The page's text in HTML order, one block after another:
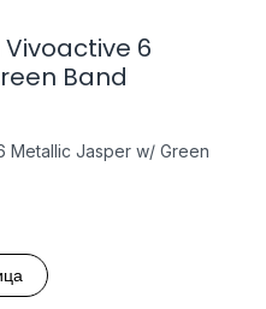
6
Band
Metallic Jasper w/ Green